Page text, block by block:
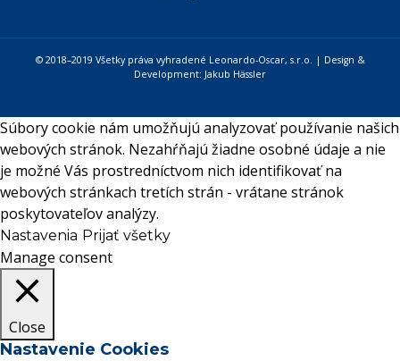
© 2018–2019 Všetky práva vyhradené Leonardo-Oscar, s.r.o. | Design &
Development: Jakub Hässler
Súbory cookie nám umožňujú analyzovať používanie našich
webových stránok. Nezahŕňajú žiadne osobné údaje a nie
je možné Vás prostredníctvom nich identifikovať na
webových stránkach tretích strán - vrátane stránok
poskytovateľov analýzy.
Nastavenia Prijať všetky
Manage consent
Close
Nastavenie Cookies